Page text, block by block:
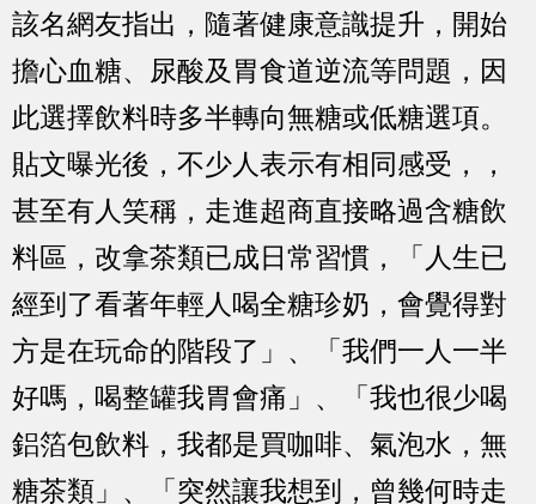
該名網友指出，隨著健康意識提升，開始
擔心血糖、尿酸及胃食道逆流等問題，因
此選擇飲料時多半轉向無糖或低糖選項。
貼文曝光後，不少人表示有相同感受，，
甚至有人笑稱，走進超商直接略過含糖飲
料區，改拿茶類已成日常習慣，「人生已
經到了看著年輕人喝全糖珍奶，會覺得對
方是在玩命的階段了」、「我們一人一半
好嗎，喝整罐我胃會痛」、「我也很少喝
鋁箔包飲料，我都是買咖啡、氣泡水，無
糖茶類」、「突然讓我想到，曾幾何時走